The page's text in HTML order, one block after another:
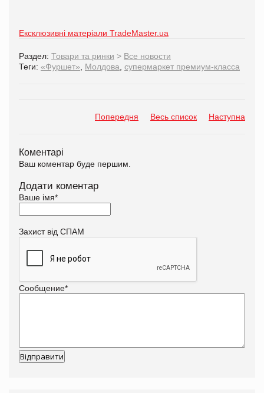
Ексклюзивні матеріали TradeMaster.ua
Раздел: Товари та ринки > Все новости
Теги: «Фуршет» Молдова супермаркет премиум-класса
Попередня Весь список Наступна
Коментарі
Ваш коментар буде першим.
Додати коментар
Ваше імя*
Захист від СПАМ
Сообщение*